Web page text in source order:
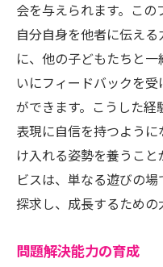
会を与えられます。この
自分自身を他者に伝え
に、他の子どもたちと
いにフィードバックを
ができます。こうした
表現に自信を持つよう
け入れる姿勢を養うこ
ビスは、単なる遊びの
探求し、成長するための
問題解決能力の育成